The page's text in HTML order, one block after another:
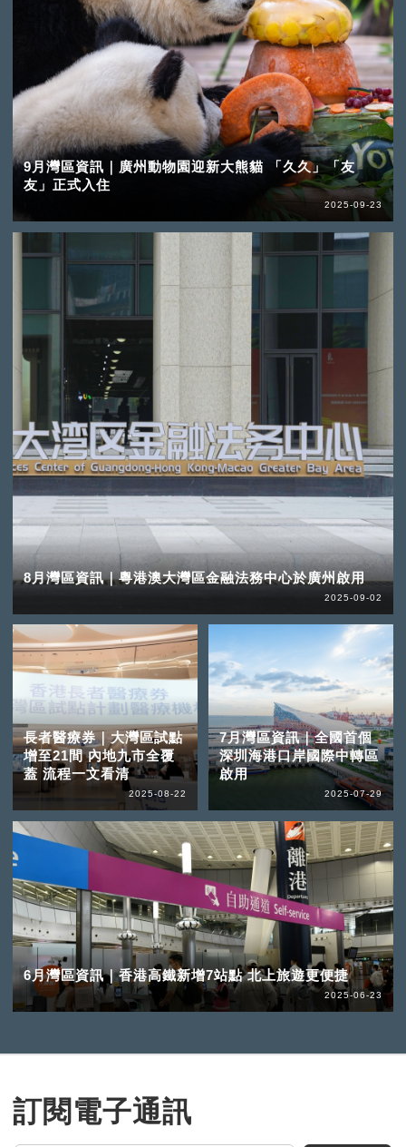
9月灣區資訊｜廣州動物園迎新大熊貓 「久久」「友
友」正式入住
2025-09-23
8月灣區資訊｜粵港澳大灣區金融法務中心於廣州啟用
2025-09-02
長者醫療券｜大灣區試點
增至21間 內地九市全覆
蓋 流程一文看清
2025-08-22
7月灣區資訊｜全國首個
深圳海港口岸國際中轉區
啟用
2025-07-29
6月灣區資訊｜香港高鐵新增7站點 北上旅遊更便捷
2025-06-23
訂閱電子通訊